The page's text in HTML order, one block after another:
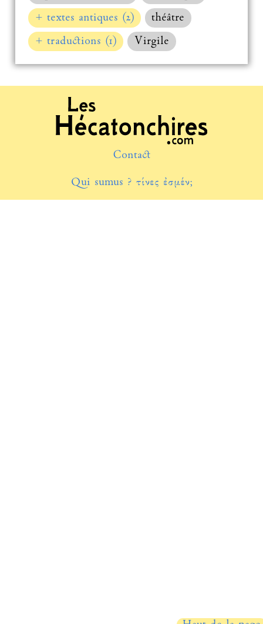
+ textes antiques (2)
théâtre
+ traductions (1)
Virgile
Contact
Qui sumus ? τίνες ἐσμέν;